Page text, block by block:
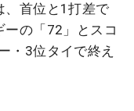
、首位と1打差で
の「72」とスコ
・3位タイで終え